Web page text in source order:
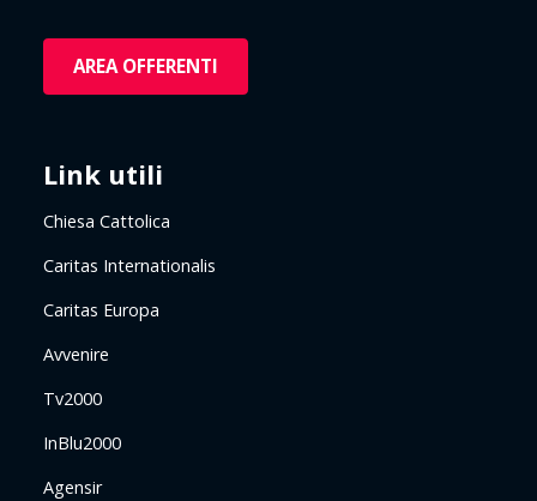
AREA OFFERENTI
Link utili
Chiesa Cattolica
Caritas Internationalis
Caritas Europa
Avvenire
Tv2000
InBlu2000
Agensir